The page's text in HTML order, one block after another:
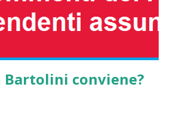
corrente portatile, proprio perch...
Bartolini conviene?